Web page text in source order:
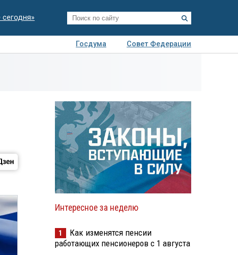
Госдума
Совет Федерации
Интересное за неделю
1
Как изменятся пенсии
работающих пенсионеров с 1 августа